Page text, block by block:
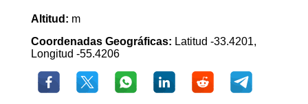
Altitud: m
Coordenadas Geográficas: Latitud -33.4201,
Longitud -55.4206